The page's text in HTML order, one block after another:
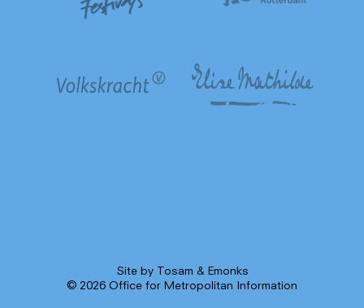
© 2026 Office for Metropolitan Information
Site by Tosam & Emonks